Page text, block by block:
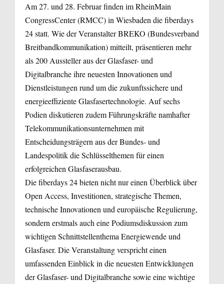
Am 27. und 28. Februar finden im RheinMain
CongressCenter (RMCC) in Wiesbaden die fiberdays
24 statt. Wie der Veranstalter BREKO (Bundesverband
Breitbandkommunikation) mitteilt, präsentieren mehr
als 200 Aussteller aus der Glasfaser- und
Digitalbranche ihre neuesten Innovationen und
Dienstleistungen rund um die zukunftssichere und
energieeffiziente Glasfasertechnologie. Auf sechs
Podien diskutieren zudem Führungskräfte namhafter
Telekommunikationsunternehmen mit
Entscheidungsträgern aus der Bundes- und
Landespolitik die Schlüsselthemen für einen
erfolgreichen Glasfaserausbau.
Die fiberdays 24 bieten nicht nur einen Überblick über
Open Access, Investitionen, strategische Themen,
technische Innovationen und europäische Regulierung,
sondern erstmals auch eine Podiumsdiskussion zum
wichtigen Schnittstellenthema Energiewende und
Glasfaser. Die Veranstaltung verspricht einen
umfassenden Einblick in die neuesten Entwicklungen
der Glasfaser- und Digitalbranche sowie eine wichtige